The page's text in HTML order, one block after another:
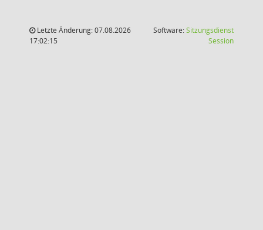
Letzte Änderung: 07.08.2026
17:02:15
Software:Sitzungsdienst
Session(Wird in